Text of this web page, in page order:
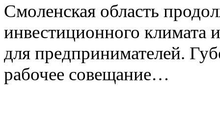
Смоленская область
инвестиционного климата
для предпринимателей.
рабочее совещание…